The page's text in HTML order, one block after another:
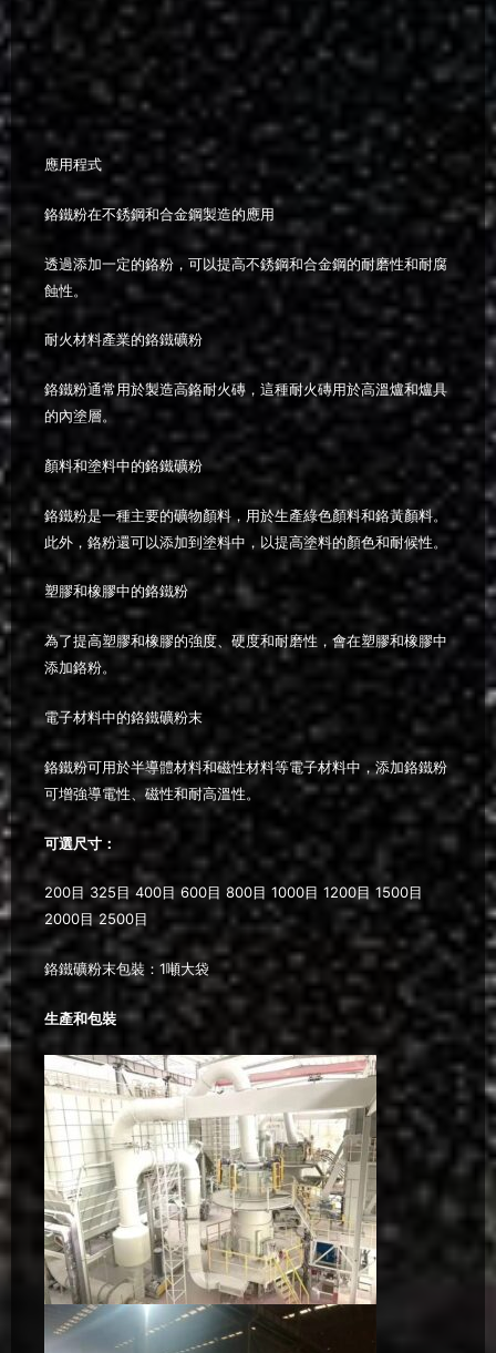
應用程式
鉻鐵粉在不銹鋼和合金鋼製造的應用
透過添加一定的鉻粉，可以提高不銹鋼和合金鋼的耐磨性和耐腐
蝕性。
耐火材料產業的鉻鐵礦粉
鉻鐵粉通常用於製造高鉻耐火磚，這種耐火磚用於高溫爐和爐具
的內塗層。
顏料和塗料中的鉻鐵礦粉
鉻鐵粉是一種主要的礦物顏料，用於生產綠色顏料和鉻黃顏料。
此外，鉻粉還可以添加到塗料中，以提高塗料的顏色和耐候性。
塑膠和橡膠中的鉻鐵粉
為了提高塑膠和橡膠的強度、硬度和耐磨性，會在塑膠和橡膠中
添加鉻粉。
電子材料中的鉻鐵礦粉末
鉻鐵粉可用於半導體材料和磁性材料等電子材料中，添加鉻鐵粉
可增強導電性、磁性和耐高溫性。
可選尺寸：
200目 325目 400目 600目 800目 1000目 1200目 1500目
2000目 2500目
鉻鐵礦粉末包裝：1噸大袋
生產和包裝